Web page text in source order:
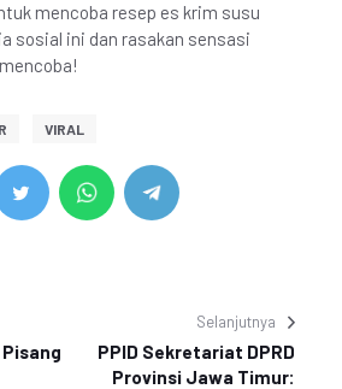
mencoba resep es krim susu
sosial ini dan rasakan sensasi
VIRAL
Selanjutnya
PPID Sekretariat DPRD
Provinsi Jawa Timur: